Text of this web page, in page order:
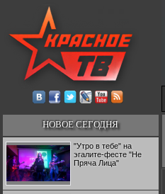
НОВОЕ СЕГОДНЯ
"Утро в тебе" на
эгалите-фесте "Не
Пряча Лица"